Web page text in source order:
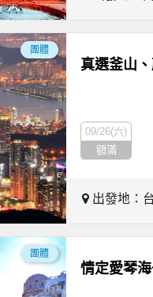
團體
真選釜山
09/26(六)
額滿
出發地：
團體
情定愛琴